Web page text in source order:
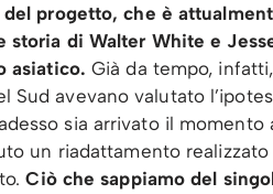
progetto, che è
storia di Walter White e
asiatico. Già da tempo,
avevano valutato
sia arrivato il momento
un riadattamento
Ciò che sappiamo del